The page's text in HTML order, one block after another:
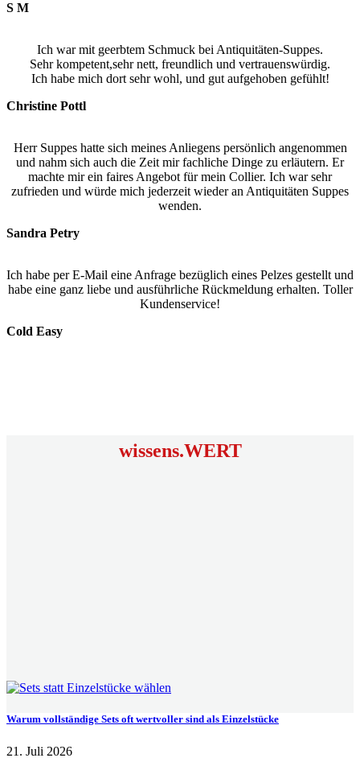
S M
Ich war mit geerbtem Schmuck bei Antiquitäten-Suppes.
Sehr kompetent,sehr nett, freundlich und vertrauenswürdig.
Ich habe mich dort sehr wohl, und gut aufgehoben gefühlt!
Christine Pottl
Herr Suppes hatte sich meines Anliegens persönlich angenommen
und nahm sich auch die Zeit mir fachliche Dinge zu erläutern. Er
machte mir ein faires Angebot für mein Collier. Ich war sehr
zufrieden und würde mich jederzeit wieder an Antiquitäten Suppes
wenden.
Sandra Petry
Ich habe per E-Mail eine Anfrage bezüglich eines Pelzes gestellt und
habe eine ganz liebe und ausführliche Rückmeldung erhalten. Toller
Kundenservice!
Cold Easy
wissens.WERT
Warum vollständige Sets oft wertvoller sind als Einzelstücke
21. Juli 2026